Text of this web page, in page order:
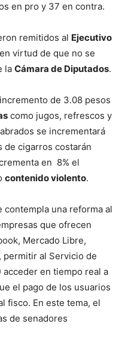
en pro y 37 en contra.
remitidos al Ejecutivo
virtud de que no se
la Cámara de Diputados.
de 3.08 pesos
como jugos, refrescos y
se incrementará
de cigarros costarán
en 8% el
contenido violento.
contempla una reforma al
que ofrecen
Mercado Libre,
permitir al Servicio de
en tiempo real a
el pago de los usuarios
fisco. En este tema, el
de senadores